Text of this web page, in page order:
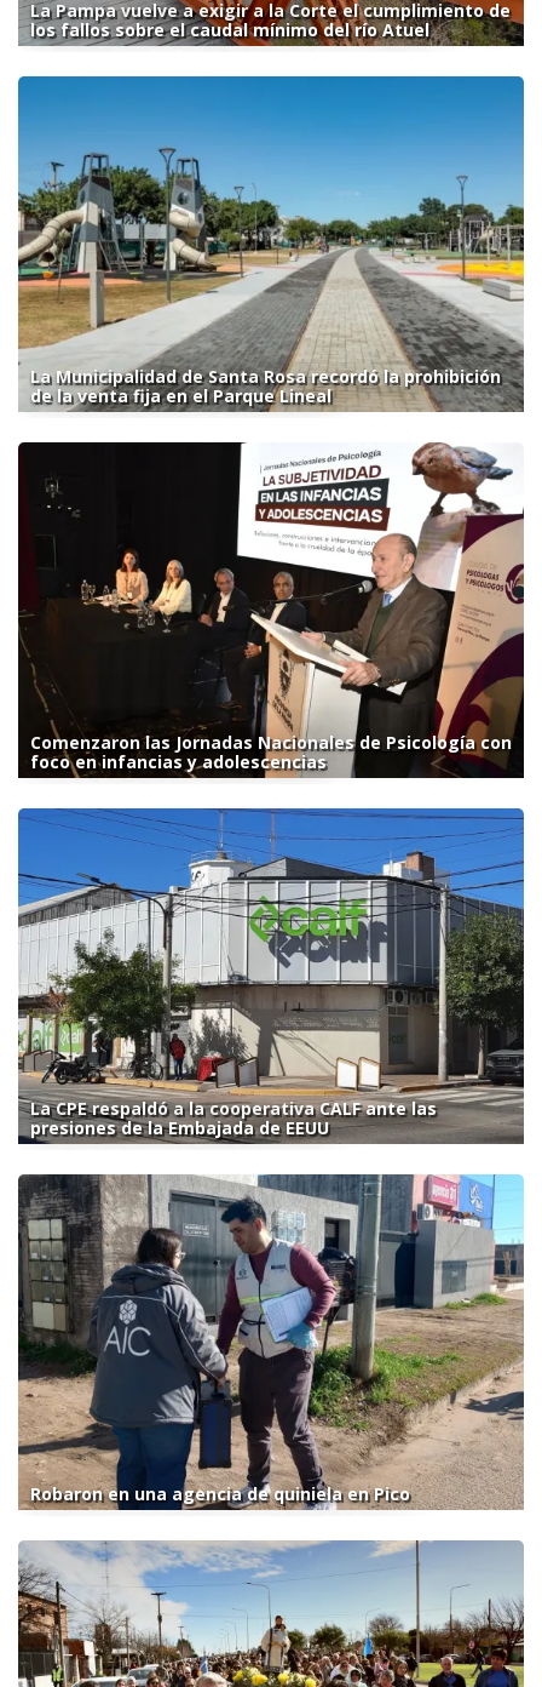
La Pampa vuelve a exigir a la Corte el cumplimiento de
los fallos sobre el caudal mínimo del río Atuel
La Municipalidad de Santa Rosa recordó la prohibición
de la venta fija en el Parque Lineal
Comenzaron las Jornadas Nacionales de Psicología con
foco en infancias y adolescencias
La CPE respaldó a la cooperativa CALF ante las
presiones de la Embajada de EEUU
Robaron en una agencia de quiniela en Pico